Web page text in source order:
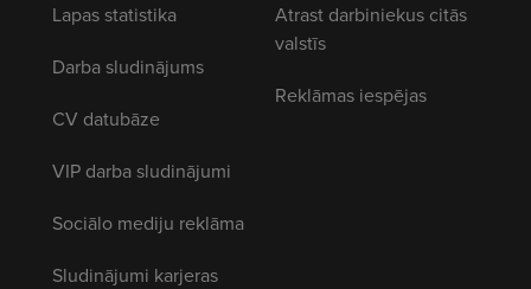
Lapas statistika
Darba sludinājums
CV datubāze
VIP darba sludinājumi
Sociālo mediju reklāma
Sludinājumi karjeras
Atrast darbiniekus citās
valstīs
Reklāmas iespējas